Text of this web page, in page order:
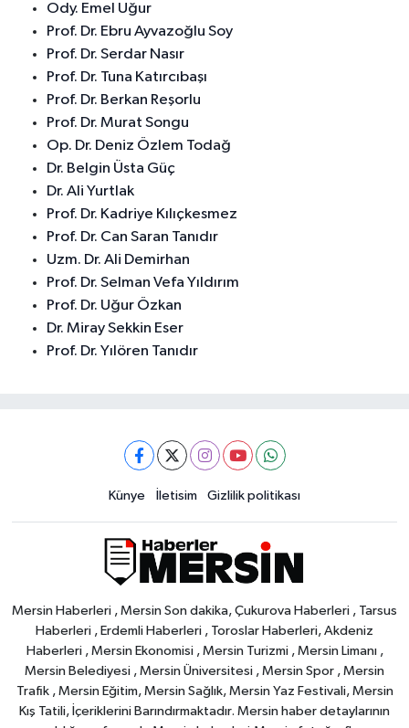
Ody. Emel Uğur
Prof. Dr. Ebru Ayvazoğlu Soy
Prof. Dr. Serdar Nasır
Prof. Dr. Tuna Katırcıbaşı
Prof. Dr. Berkan Reşorlu
Prof. Dr. Murat Songu
Op. Dr. Deniz Özlem Todağ
Dr. Belgin Üsta Güç
Dr. Ali Yurtlak
Prof. Dr. Kadriye Kılıçkesmez
Prof. Dr. Can Saran Tanıdır
Uzm. Dr. Ali Demirhan
Prof. Dr. Selman Vefa Yıldırım
Prof. Dr. Uğur Özkan
Dr. Miray Sekkin Eser
Prof. Dr. Yılören Tanıdır
Künye İletisim Gizlilik politikası
Mersin Haberleri , Mersin Son dakika, Çukurova Haberleri , Tarsus
Haberleri , Erdemli Haberleri , Toroslar Haberleri, Akdeniz
Haberleri , Mersin Ekonomisi , Mersin Turizmi , Mersin Limanı ,
Mersin Belediyesi , Mersin Üniversitesi , Mersin Spor , Mersin
Trafik , Mersin Eğitim, Mersin Sağlık, Mersin Yaz Festivali, Mersin
Kış Tatili, İçeriklerini Barındırmaktadır. Mersin haber detaylarının